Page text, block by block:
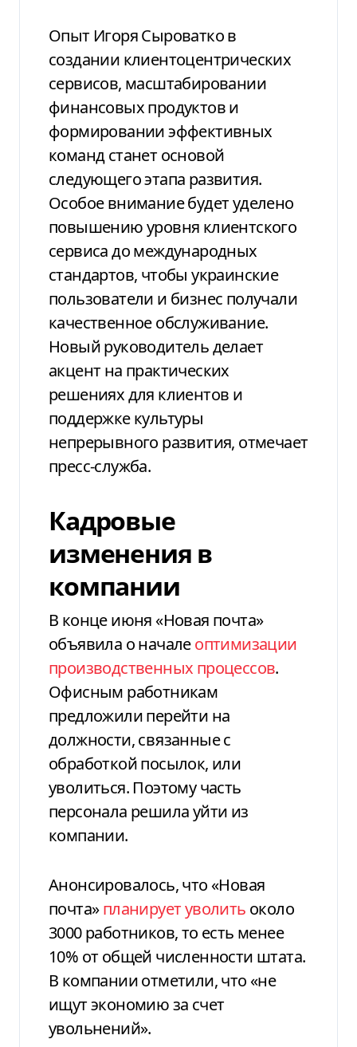
Опыт Игоря Сыроватко в
создании клиентоцентрических
сервисов, масштабировании
финансовых продуктов и
формировании эффективных
команд станет основой
следующего этапа развития.
Особое внимание будет уделено
повышению уровня клиентского
сервиса до международных
стандартов, чтобы украинские
пользователи и бизнес получали
качественное обслуживание.
Новый руководитель делает
акцент на практических
решениях для клиентов и
поддержке культуры
непрерывного развития, отмечает
пресс-служба.
Кадровые
изменения в
компании
В конце июня «Новая почта»
объявила о началеоптимизации
производственных процессов.
Офисным работникам
предложили перейти на
должности, связанные с
обработкой посылок, или
уволиться. Поэтому часть
персонала решила уйти из
компании.
Анонсировалось, что «Новая
почта»планирует уволить около
3000 работников, то есть менее
10% от общей численности штата.
В компании отметили, что «не
ищут экономию за счет
увольнений».